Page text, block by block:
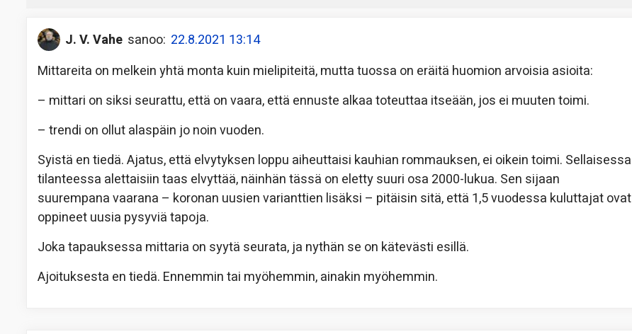
J. V. Vahe sanoo: 22.8.2021 13:14
Mittareita on melkein yhtä monta kuin mielipiteitä, mutta tuossa on eräitä huomion arvoisia asioita:
– mittari on siksi seurattu, että on vaara, että ennuste alkaa toteuttaa itseään, jos ei muuten toimi.
– trendi on ollut alaspäin jo noin vuoden.
Syistä en tiedä. Ajatus, että elvytyksen loppu aiheuttaisi kauhian rommauksen, ei oikein toimi. Sellaisessa
tilanteessa alettaisiin taas elvyttää, näinhän tässä on eletty suuri osa 2000-lukua. Sen sijaan
suurempana vaarana – koronan uusien varianttien lisäksi – pitäisin sitä, että 1,5 vuodessa kuluttajat ovat
oppineet uusia pysyviä tapoja.
Joka tapauksessa mittaria on syytä seurata, ja nythän se on kätevästi esillä.
Ajoituksesta en tiedä. Ennemmin tai myöhemmin, ainakin myöhemmin.